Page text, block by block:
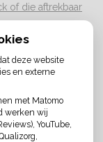
of die aftrekbaar
voor
te zien.
deze website
en externe
met Matomo
werken wij
YouTube,